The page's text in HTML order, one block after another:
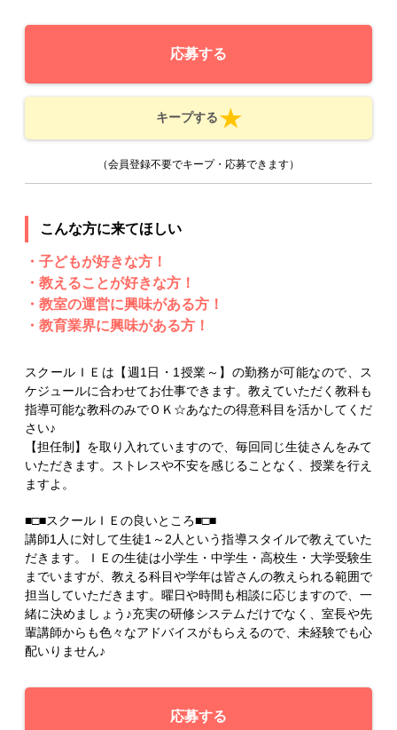
応募する
キープする
（会員登録不要でキープ・応募できます）
こんな方に来てほしい
・子どもが好きな方！
・教えることが好きな方！
・教室の運営に興味がある方！
・教育業界に興味がある方！
スクールＩＥは【週1日・1授業～】の勤務が可能なので、ス
ケジュールに合わせてお仕事できます。教えていただく教科も
指導可能な教科のみでＯＫ☆あなたの得意科目を活かしてくだ
さい♪
【担任制】を取り入れていますので、毎回同じ生徒さんをみて
いただきます。ストレスや不安を感じることなく、授業を行え
ますよ。
■□■スクールＩＥの良いところ■□■
講師1人に対して生徒1～2人という指導スタイルで教えていた
だきます。ＩＥの生徒は小学生・中学生・高校生・大学受験生
までいますが、教える科目や学年は皆さんの教えられる範囲で
担当していただきます。曜日や時間も相談に応じますので、一
緒に決めましょう♪充実の研修システムだけでなく、室長や先
輩講師からも色々なアドバイスがもらえるので、未経験でも心
配いりません♪
応募する